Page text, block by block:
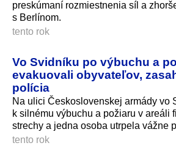
preskúmaní rozmiestnenia síl a
s Berlínom.
tento rok
Vo Svidníku po výbuchu a
evakuovali obyvateľov,
polícia
Na ulici Československej armády vo
k silnému výbuchu a požiaru v areáli
strechy a jedna osoba utrpela vážne
tento rok